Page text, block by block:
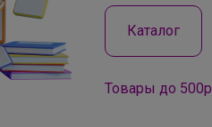
Каталог
Товары до 500р